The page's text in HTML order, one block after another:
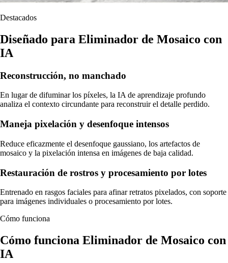
Destacados
Diseñado para Eliminador de Mosaico con
IA
Reconstrucción, no manchado
En lugar de difuminar los píxeles, la IA de aprendizaje profundo
analiza el contexto circundante para reconstruir el detalle perdido.
Maneja pixelación y desenfoque intensos
Reduce eficazmente el desenfoque gaussiano, los artefactos de
mosaico y la pixelación intensa en imágenes de baja calidad.
Restauración de rostros y procesamiento por lotes
Entrenado en rasgos faciales para afinar retratos pixelados, con soporte
para imágenes individuales o procesamiento por lotes.
Cómo funciona
Cómo funciona Eliminador de Mosaico con
IA